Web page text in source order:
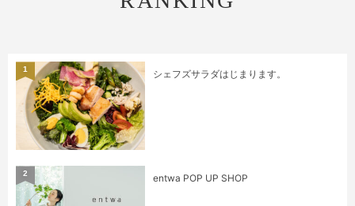
シェフズサラダはじまります。
1
entwa POP UP SHOP
2